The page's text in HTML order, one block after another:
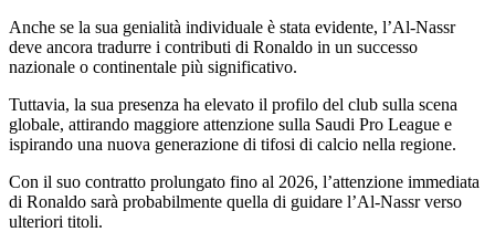
Anche se la sua genialità individuale è stata evidente, l’Al-Nassr
deve ancora tradurre i contributi di Ronaldo in un successo
nazionale o continentale più significativo.
Tuttavia, la sua presenza ha elevato il profilo del club sulla scena
globale, attirando maggiore attenzione sulla Saudi Pro League e
ispirando una nuova generazione di tifosi di calcio nella regione.
Con il suo contratto prolungato fino al 2026, l’attenzione immediata
di Ronaldo sarà probabilmente quella di guidare l’Al-Nassr verso
ulteriori titoli.